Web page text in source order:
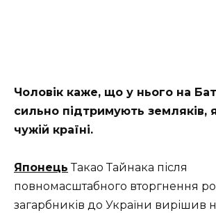
Чоловік каже, що у нього на
сильно підтримують земляків,
чужій країні.
Японець Такао Тайнака після
повномасштабного вторгнення
загарбників до України вирішив